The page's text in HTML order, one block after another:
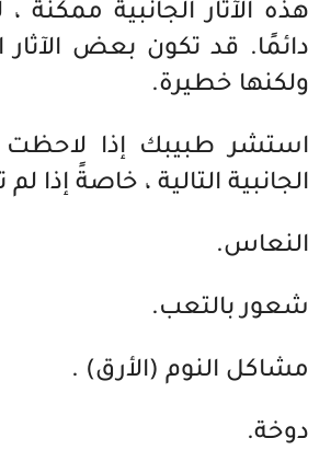
هذه الآثار الجانبية ممكنة
دائمًا. قد تكون بعض الآثار
ولكنها خطيرة.
استشر طبيبك إذا لاحظت
الجانبية التالية ، خاصةً إذا
النعاس.
شعور بالتعب.
مشاكل النوم (الأرق) .
دوخة.